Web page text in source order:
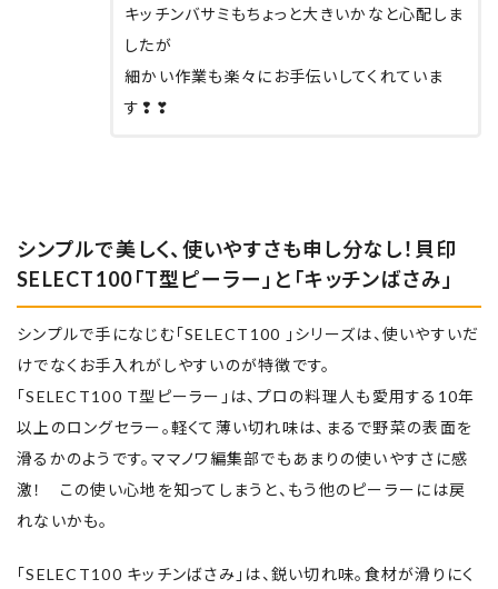
キッチンバサミもちょっと大きいかなと心配しま
したが
細かい作業も楽々にお手伝いしてくれていま
す❢❣
シンプルで美しく、使いやすさも申し分なし！貝印
SELECT100「T型ピーラー」と「キッチンばさみ」
シンプルで手になじむ「SELECT100 」シリーズは、使いやすいだ
けでなくお手入れがしやすいのが特徴です。
「SELECT100 T型ピーラー」は、プロの料理人も愛用する10年
以上のロングセラー。軽くて薄い切れ味は、まるで野菜の表面を
滑るかのようです。ママノワ編集部でもあまりの使いやすさに感
激！ この使い心地を知ってしまうと、もう他のピーラーには戻
れないかも。
「SELECT100 キッチンばさみ」は、鋭い切れ味。食材が滑りにく